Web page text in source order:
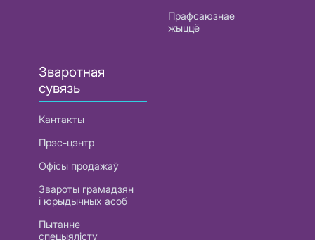
Прафсаюзнае
жыццё
Зваротная
сувязь
Кантакты
Прэс-цэнтр
Офісы продажаў
Звароты грамадзян
і юрыдычных асоб
Пытанне
спецыялісту